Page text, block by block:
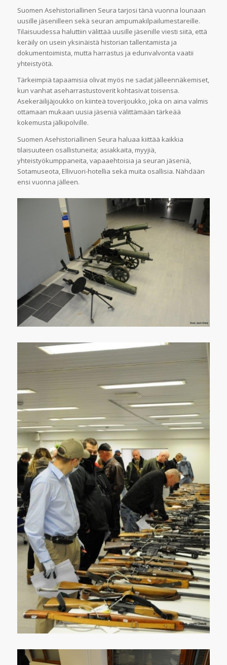
Suomen Asehistoriallinen Seura tarjosi tänä vuonna lounaan
uusille jäsenilleen sekä seuran ampumakilpailumestareille.
Tilaisuudessa haluttiin välittää uusille jäsenille viesti siitä, että
keräily on usein yksinäistä historian tallentamista ja
dokumentoimista, mutta harrastus ja edunvalvonta vaatii
yhteistyötä.
Tärkeimpiä tapaamisia olivat myös ne sadat jälleennäkemiset,
kun vanhat aseharrastustoverit kohtasivat toisensa.
Asekeräilijäjoukko on kiinteä toverijoukko, joka on aina valmis
ottamaan mukaan uusia jäseniä välittämään tärkeää
kokemusta jälkipolville.
Suomen Asehistoriallinen Seura haluaa kiittää kaikkia
tilaisuuteen osallistuneita; asiakkaita, myyjiä,
yhteistyökumppaneita, vapaaehtoisia ja seuran jäseniä,
Sotamuseota, Ellivuori-hotellia sekä muita osallisia. Nähdään
ensi vuonna jälleen.